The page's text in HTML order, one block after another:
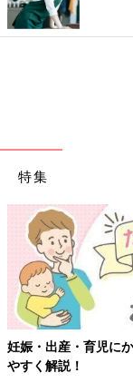
特集
妊娠・出産・育児に
やすく解説！